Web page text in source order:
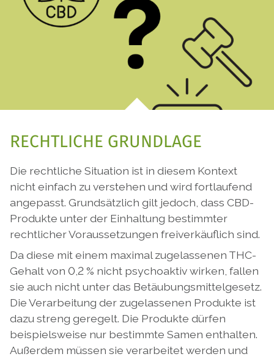
RECHTLICHE GRUNDLAGE
Die rechtliche Situation ist in diesem Kontext
nicht einfach zu verstehen und wird fortlaufend
angepasst. Grundsätzlich gilt jedoch, dass CBD-
Produkte unter der Einhaltung bestimmter
rechtlicher Voraussetzungen freiverkäuflich sind.
Da diese mit einem maximal zugelassenen THC-
Gehalt von 0,2 % nicht psychoaktiv wirken, fallen
sie auch nicht unter das Betäubungsmittelgesetz.
Die Verarbeitung der zugelassenen Produkte ist
dazu streng geregelt. Die Produkte dürfen
beispielsweise nur bestimmte Samen enthalten.
Außerdem müssen sie verarbeitet werden und